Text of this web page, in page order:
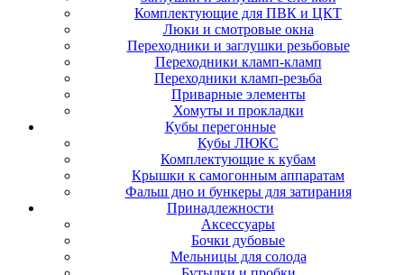
Комплектующие для ПВК и ЦКТ
Люки и смотровые окна
Переходники и заглушки резьбовые
Переходники кламп-кламп
Переходники кламп-резьба
Приварные элементы
Хомуты и прокладки
Кубы перегонные
Кубы ЛЮКС
Комплектующие к кубам
Крышки к самогонным аппаратам
Фальш дно и бункеры для затирания
Принадлежности
Аксессуары
Бочки дубовые
Мельницы для солода